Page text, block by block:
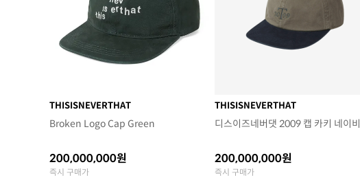
THISISNEVERTHAT
Broken Logo Cap Green
200,000,000원
즉시 구매가
THISISNEVERTHAT
디스이즈네버댓 2009 캡 카키 네이비
200,000,000원
즉시 구매가